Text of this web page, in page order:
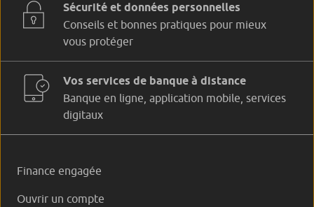
Sécurité et données personnelles
Conseils et bonnes pratiques pour mieux
vous protéger
Vos services de banque à distance
Banque en ligne, application mobile, services
digitaux
Finance engagée
Ouvrir un compte